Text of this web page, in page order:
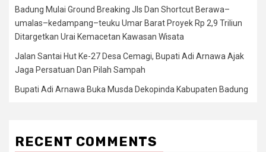
Badung Mulai Ground Breaking Jls Dan Shortcut Berawa–
umalas–kedampang–teuku Umar Barat Proyek Rp 2,9 Triliun
Ditargetkan Urai Kemacetan Kawasan Wisata
Jalan Santai Hut Ke-27 Desa Cemagi, Bupati Adi Arnawa Ajak
Jaga Persatuan Dan Pilah Sampah
Bupati Adi Arnawa Buka Musda Dekopinda Kabupaten Badung
RECENT COMMENTS